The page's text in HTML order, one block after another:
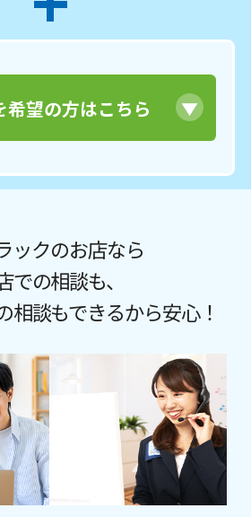
希望の方はこちら
ックのお店なら
での相談も、
相談もできるから安心！